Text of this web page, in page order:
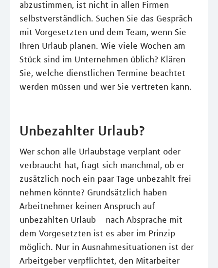
abzustimmen, ist nicht in allen Firmen
selbstverständlich. Suchen Sie das Gespräch
mit Vorgesetzten und dem Team, wenn Sie
Ihren Urlaub planen. Wie viele Wochen am
Stück sind im Unternehmen üblich? Klären
Sie, welche dienstlichen Termine beachtet
werden müssen und wer Sie vertreten kann.
Unbezahlter Urlaub?
Wer schon alle Urlaubstage verplant oder
verbraucht hat, fragt sich manchmal, ob er
zusätzlich noch ein paar Tage unbezahlt frei
nehmen könnte? Grundsätzlich haben
Arbeitnehmer keinen Anspruch auf
unbezahlten Urlaub – nach Absprache mit
dem Vorgesetzten ist es aber im Prinzip
möglich. Nur in Ausnahmesituationen ist der
Arbeitgeber verpflichtet, den Mitarbeiter